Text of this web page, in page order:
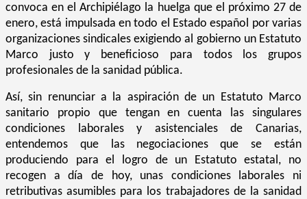
convoca en el Archipiélago la huelga que el próximo 27 de
enero, está impulsada en todo el Estado español por varias
organizaciones sindicales exigiendo al gobierno un Estatuto
Marco justo y beneficioso para todos los grupos
profesionales de la sanidad pública.
Así, sin renunciar a la aspiración de un Estatuto Marco
sanitario propio que tengan en cuenta las singulares
condiciones laborales y asistenciales de Canarias,
entendemos que las negociaciones que se están
produciendo para el logro de un Estatuto estatal, no
recogen a día de hoy, unas condiciones laborales ni
retributivas asumibles para los trabajadores de la sanidad